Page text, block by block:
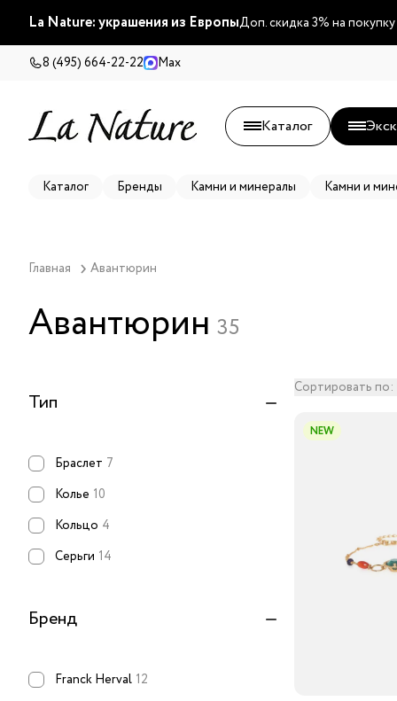
La Nature: украшения из ЕвропыДоп. скидка 3% на
8 (495) 664-22-22 Max
Каталог
Каталог Бренды Камни и минералы Камни и
Главная Авантюрин
Авантюрин 35
Тип
Браслет 7
Колье 10
Кольцо 4
Серьги 14
Бренд
Franck Herval 12
Сортировать по:
NEW